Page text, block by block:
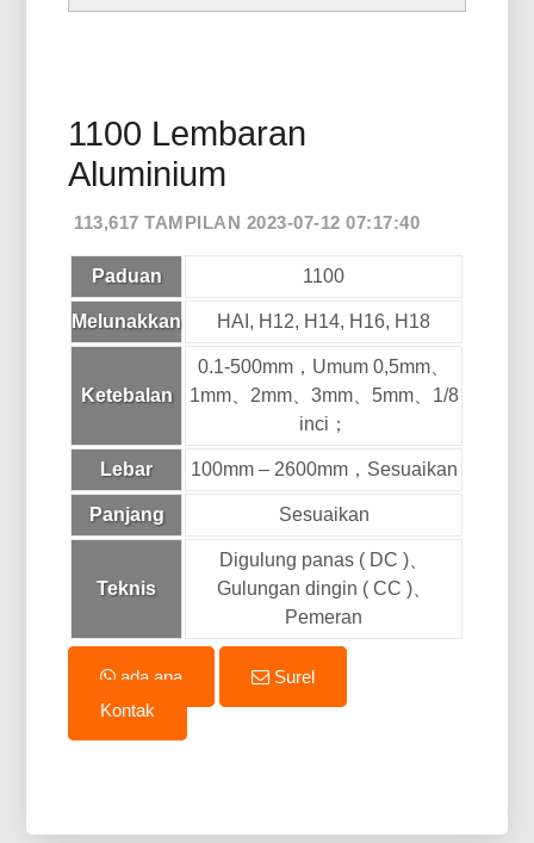
1100 Lembaran
Aluminium
113,617 TAMPILAN 2023-07-12 07:17:40
Paduan 1100
Melunakkan HAI, H12, H14, H16, H18
Ketebalan
0.1-500mm，Umum 0,5mm、
1mm、2mm、3mm、5mm、1/8
inci；
Lebar 100mm – 2600mm，Sesuaikan
Panjang Sesuaikan
Teknis
Digulung panas ( DC )、
Gulungan dingin ( CC )、
Pemeran
ada apa
Surel
Kontak